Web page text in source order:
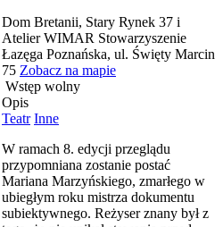
Dom Bretanii, Stary Rynek 37 i
Atelier WIMAR Stowarzyszenie
Łazęga Poznańska, ul. Święty Marcin
75 Zobacz na mapie
Wstęp wolny
Opis
Teatr Inne
W ramach 8. edycji przeglądu
przypomniana zostanie postać
Mariana Marzyńskiego, zmarłego w
ubiegłym roku mistrza dokumentu
subiektywnego. Reżyser znany był z